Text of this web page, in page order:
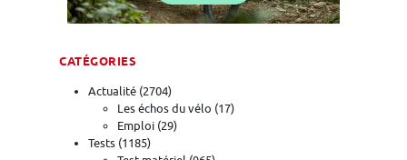
CATÉGORIES
Actualité (2704)
Les échos du vélo (17)
Emploi (29)
Tests (1185)